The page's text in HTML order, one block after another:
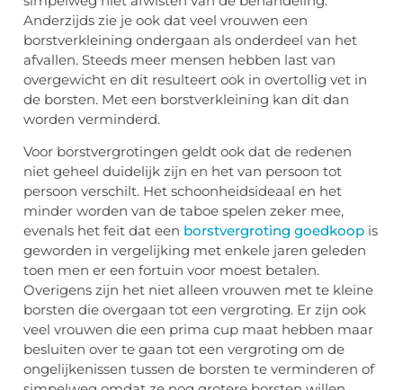
Anderzijds zie je ook dat veel vrouwen een
borstverkleining ondergaan als onderdeel van het
afvallen. Steeds meer mensen hebben last van
overgewicht en dit resulteert ook in overtollig vet in
de borsten. Met een borstverkleining kan dit dan
worden verminderd.
Voor borstvergrotingen geldt ook dat de redenen
niet geheel duidelijk zijn en het van persoon tot
persoon verschilt. Het schoonheidsideaal en het
minder worden van de taboe spelen zeker mee,
evenals het feit dat een borstvergroting goedkoop is
geworden in vergelijking met enkele jaren geleden
toen men er een fortuin voor moest betalen.
Overigens zijn het niet alleen vrouwen met te kleine
borsten die overgaan tot een vergroting. Er zijn ook
veel vrouwen die een prima cup maat hebben maar
besluiten over te gaan tot een vergroting om de
ongelijkenissen tussen de borsten te verminderen of